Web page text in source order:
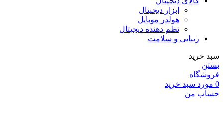
ابزار دیجیتال
هولدر موبایل
نظم دهنده دیجیتال
زیبایی و سلامت
سبد خرید
بستن
فروشگاه
0 مورد سبد خرید
حساب من